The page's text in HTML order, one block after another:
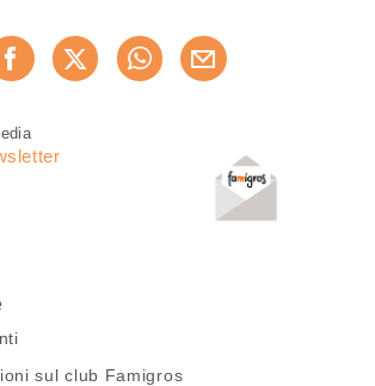
Consiglia ora
sul club Famigros